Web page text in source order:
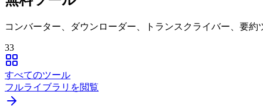
コンバーター、ダウンローダー、トランスクライバー、要約
33
すべてのツール
フルライブラリを閲覧